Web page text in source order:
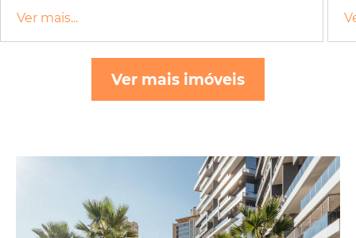
Ver mais...
Ver mais imóveis